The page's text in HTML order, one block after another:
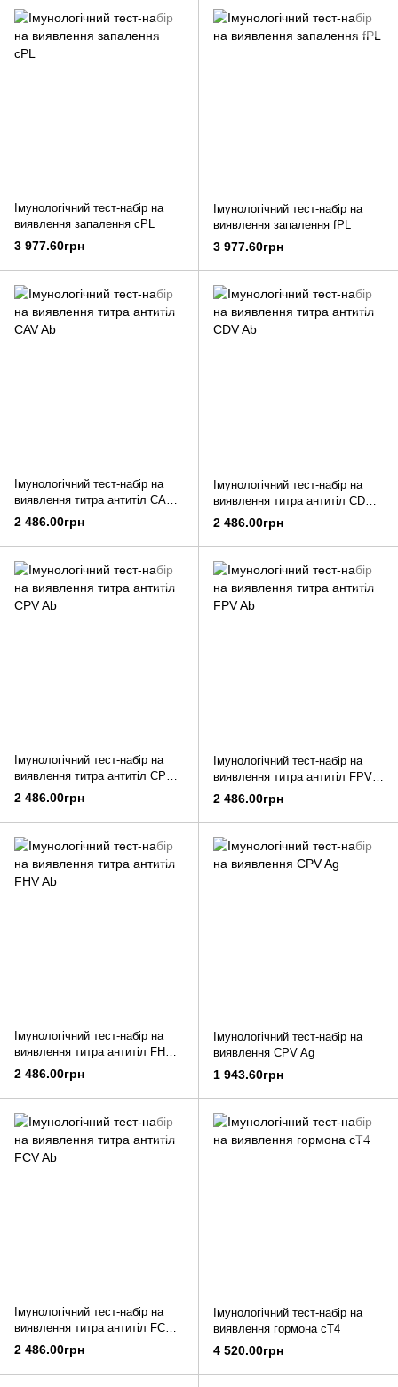
Імунологічний тест-набір на
виявлення запалення cPL
3 977.60грн
Імунологічний тест-набір на
виявлення запалення fPL
3 977.60грн
Імунологічний тест-набір на
виявлення титра антитіл CAV
Ab
2 486.00грн
Імунологічний тест-набір на
виявлення титра антитіл CDV
Ab
2 486.00грн
Імунологічний тест-набір на
виявлення титра антитіл CPV
Ab
2 486.00грн
Імунологічний тест-набір на
виявлення титра антитіл FPV
Ab
2 486.00грн
Імунологічний тест-набір на
виявлення титра антитіл FHV
Ab
2 486.00грн
Імунологічний тест-набір на
виявлення CPV Ag
1 943.60грн
Імунологічний тест-набір на
виявлення титра антитіл FCV
Ab
2 486.00грн
Імунологічний тест-набір на
виявлення гормона cT4
4 520.00грн